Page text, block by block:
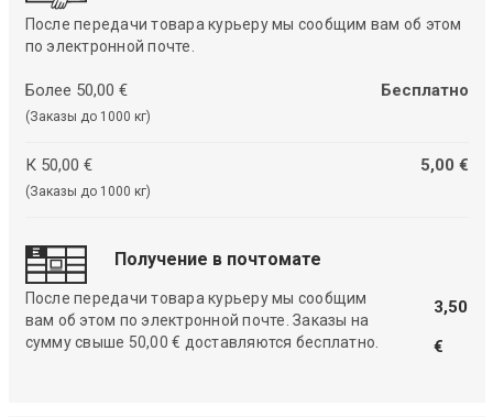
После передачи товара курьеру мы сообщим вам об этом
по электронной почте.
Более 50,00 €
(Заказы до 1000 кг)
Бесплатно
К 50,00 €
(Заказы до 1000 кг)
5,00 €
Получение в почтомате
После передачи товара курьеру мы сообщим
вам об этом по электронной почте. Заказы на
сумму свыше 50,00 € доставляются бесплатно.
3,50
€